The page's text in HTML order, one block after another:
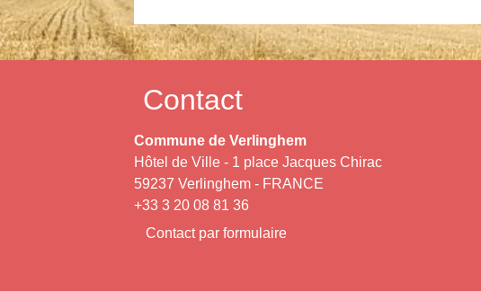
Contact
Commune de Verlinghem
Hôtel de Ville - 1 place Jacques Chirac
59237 Verlinghem - FRANCE
+33 3 20 08 81 36
Contact par formulaire